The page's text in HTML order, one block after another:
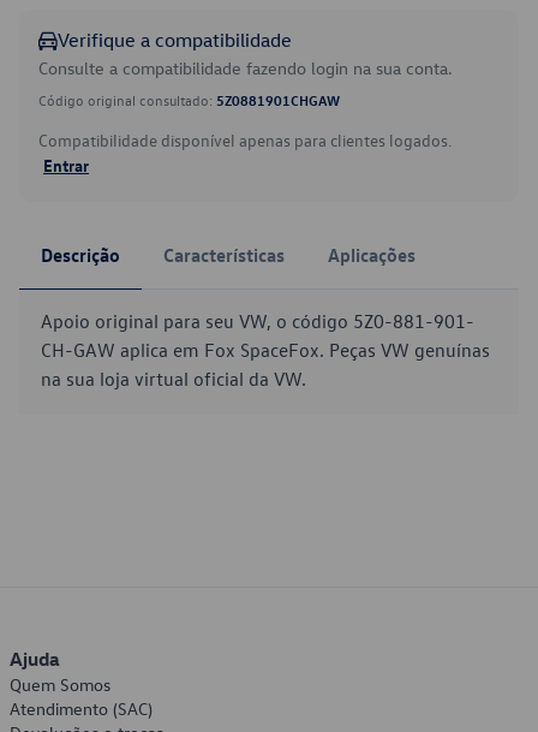
Verifique a compatibilidade
Consulte a compatibilidade fazendo login na sua conta.
Código original consultado: 5Z0881901CHGAW
Compatibilidade disponível apenas para clientes logados.
Entrar
Descrição Características Aplicações
Apoio original para seu VW, o código 5Z0-881-901-
CH-GAW aplica em Fox SpaceFox. Peças VW genuínas
na sua loja virtual oficial da VW.
Ajuda
Quem Somos
Atendimento (SAC)